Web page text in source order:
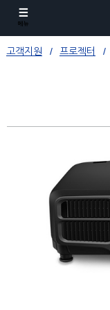
메뉴
고객지원 프로젝터